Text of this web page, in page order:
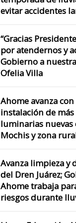
evitar accidentes
“Gracias
por atendernos y
Gobierno a
Ofelia Villa
Ahome avanza con
instalación de
luminarias nuevas
Mochis y zona
Avanza limpieza y
del Dren Juárez;
Ahome trabaja
riesgos durante